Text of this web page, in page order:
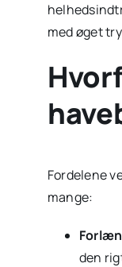
med øget
Fordelene
mange:
den